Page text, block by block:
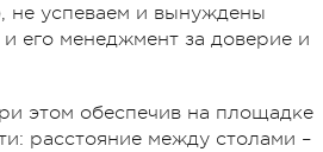
не успеваем и вынуждены
его менеджмент за доверие и
этом обеспечив на площадке
расстояние между столами –